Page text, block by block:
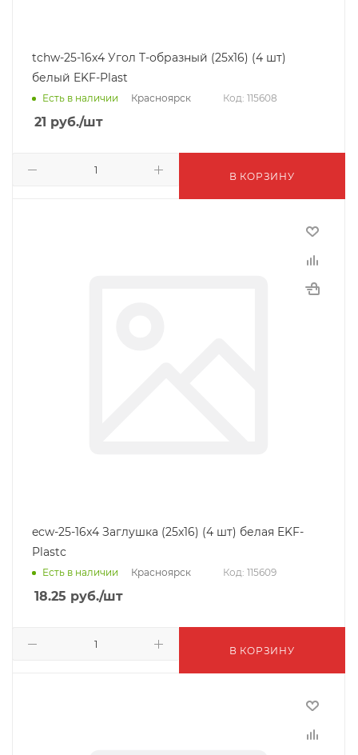
tchw-25-16x4 Угол T-образный (25x16) (4 шт)
белый EKF-Plast
Есть в наличии Красноярск Код: 115608
21 руб./шт
В КОРЗИНУ
ecw-25-16x4 Заглушка (25x16) (4 шт) белая EKF-
Plastс
Есть в наличии Красноярск Код: 115609
18.25 руб./шт
В КОРЗИНУ